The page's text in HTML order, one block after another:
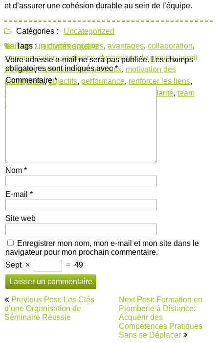
et d’assurer une cohésion durable au sein de l’équipe.
Catégories :
Uncategorized
Tags : activités sportives, avantages, collaboration,
communication, confiance,dynamique de groupe,esprit
d'équipe,investissement précieux, motivation des
participants,objectifs, performance, renforcer les liens,
respect mutuel
solidarité, team
Laisser un commentaire
Votre adresse e-mail ne sera pas publiée. Les champs
obligatoires sont indiqués avec*
Commentaire*
Nom *
E-mail *
Site web
Enregistrer mon nom, mon e-mail et mon site dans le
navigateur pour mon prochain commentaire.
Sept × = 49
Navigation
de
l’article
Previous Post: Les Clés
d’une Organisation de
Séminaire Réussie
Next Post: Formation en
Plomberie à Distance:
Acquérir des
Compétences Pratiques
Sans se Déplacer